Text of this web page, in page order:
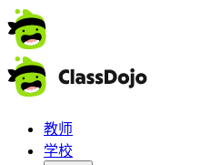
教师
学校